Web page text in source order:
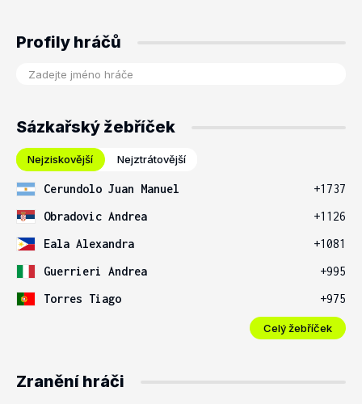
Profily hráčů
Sázkařský žebříček
Nejziskovější Nejztrátovější
Cerundolo Juan Manuel
+1737
Obradovic Andrea
+1126
Eala Alexandra
+1081
Guerrieri Andrea
+995
Torres Tiago
+975
Celý žebříček
Zranění hráči